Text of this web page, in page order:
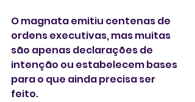
O magnata emitiu centenas de
ordens executivas, mas muitas
são apenas declarações de
intenção ou estabelecem bases
para o que ainda precisa ser
feito.